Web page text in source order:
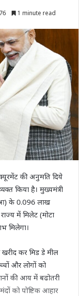
1 minute read
की अनुमति दिये
किया है। मुख्यमंत्री
के 0.096 लाख
में मिलेट (मोटा
मिलेगा।
खरीद कर मिड डे मील
और लोगों को
की आय में बढोतरी
को पोष्टिक आहार